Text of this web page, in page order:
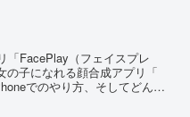
「FacePlay（フェイスプレ
の子になれる顔合成アプリ「
でのやり方、そしてどんな